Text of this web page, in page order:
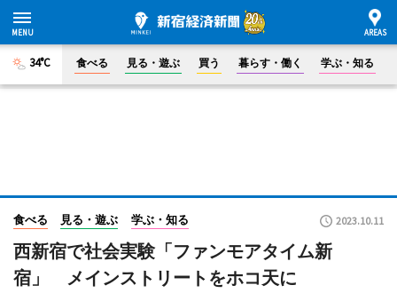
34°C 食べる 見る・遊ぶ 買う 暮らす・働く 学ぶ・知る
食べる 見る・遊ぶ 学ぶ・知る 2023.10.11
西新宿で社会実験「ファンモアタイム新
宿」 メインストリートをホコ天に